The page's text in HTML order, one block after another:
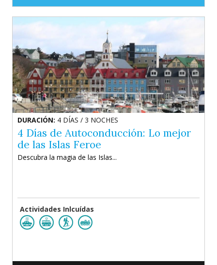
DURACIÓN: 4 DÍAS / 3 NOCHES
4 Días de Autoconducción: Lo mejor
de las Islas Feroe
Descubra la magia de las Islas...
Actividades Inlcuídas